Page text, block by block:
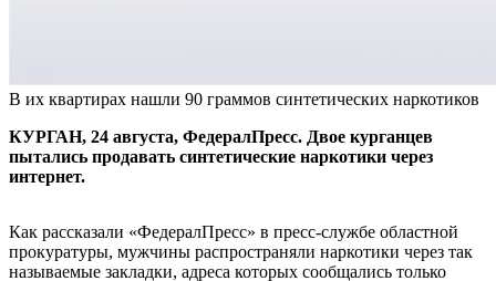
В их квартирах нашли 90 граммов синтетических наркотиков
КУРГАН, 24 августа, ФедералПресс. Двое курганцев
пытались продавать синтетические наркотики через
интернет.
Как рассказали «ФедералПресс» в пресс-службе областной
прокуратуры, мужчины распространяли наркотики через так
называемые закладки, адреса которых сообщались только